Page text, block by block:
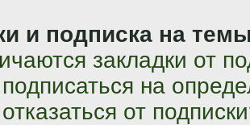
и подписка на
закладки от
на
от